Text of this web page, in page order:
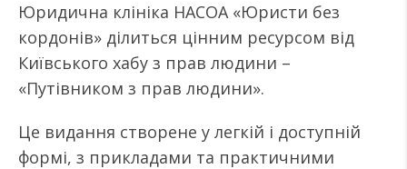
Юридична клініка НАСОА «Юристи без
кордонів» ділиться цінним ресурсом від
Київського хабу з прав людини –
«Путівником з прав людини».
Це видання створене у легкій і доступній
формі, з прикладами та практичними